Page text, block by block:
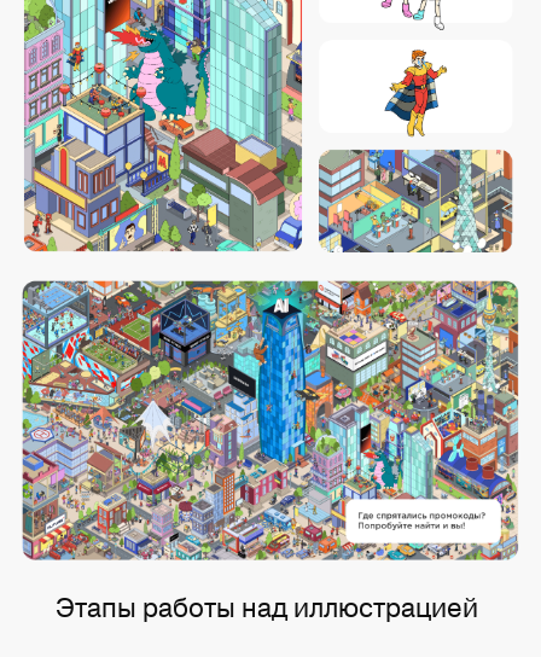
Этапы работы над иллюстрацией